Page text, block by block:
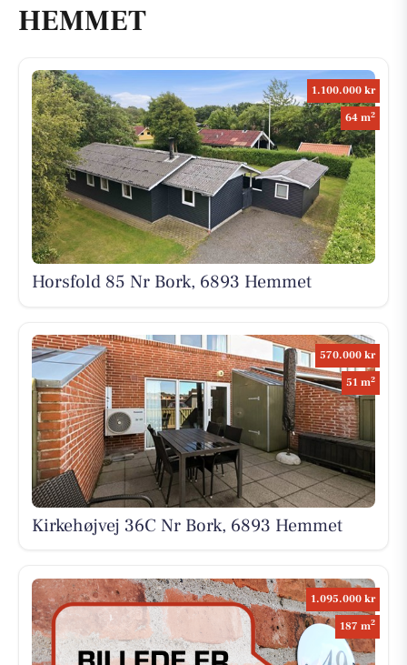
HEMMET
1.100.000 kr
64 m2
Horsfold 85 Nr Bork, 6893 Hemmet
570.000 kr
51 m2
Kirkehøjvej 36C Nr Bork, 6893 Hemmet
1.095.000 kr
187 m2